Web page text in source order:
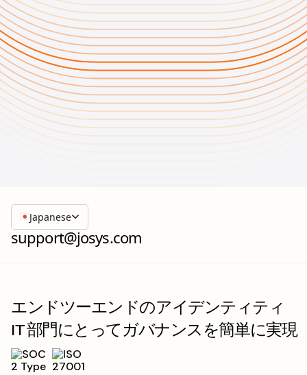
support@josys.com
Japanese
エンドツーエンドのアイデンティティ
IT 部門にとってガバナンスを簡単に実現